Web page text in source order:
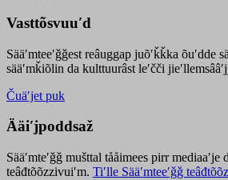
Vasttõsvuuʹd
Sääʹmteeʹǧǧest reâuggap juõʹǩǩka õuʹdde
sääʹmǩiõlin da kulttuurâst leʹčči
Čuäʹjet puk
Ääiʹjpoddsaž
Sääʹmteʹǧǧ mušttal tååimees pirr mediaaʹje
teâđtõõzzivuiʹm. Tiʹlle Sääʹmteeʹǧǧ